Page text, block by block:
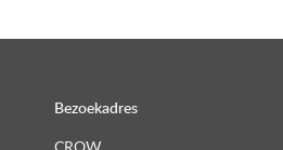
Bezoekadres